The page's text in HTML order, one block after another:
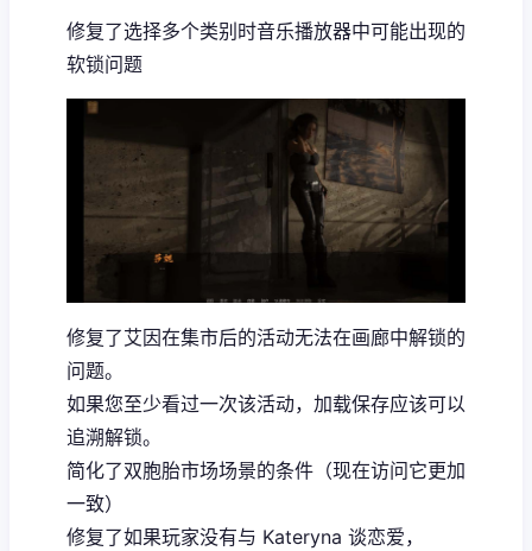
修复了选择多个类别时音乐播放器中可能出现的
软锁问题
修复了艾因在集市后的活动无法在画廊中解锁的
问题。
如果您至少看过一次该活动，加载保存应该可以
追溯解锁。
简化了双胞胎市场场景的条件（现在访问它更加
一致）
修复了如果玩家没有与 Kateryna 谈恋爱，